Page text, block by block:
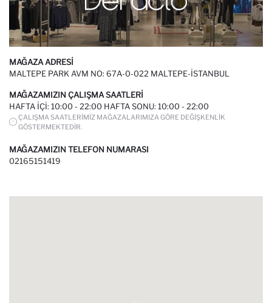
MAĞAZA ADRESI
MALTEPE PARK AVM NO: 67A-0-022 MALTEPE-İSTANBUL
MAĞAZAMIZIN ÇALIŞMA SAATLERI
HAFTA IÇI: 10:00 - 22:00 HAFTA SONU: 10:00 - 22:00
ÇALIŞMA SAATLERIMIZ MAĞAZALARIMIZA GÖRE DEĞIŞKENLIK
GÖSTERMEKTEDIR.
MAĞAZAMIZIN TELEFON NUMARASI
02165151419